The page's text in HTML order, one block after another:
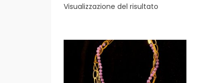
Visualizzazione del risultato